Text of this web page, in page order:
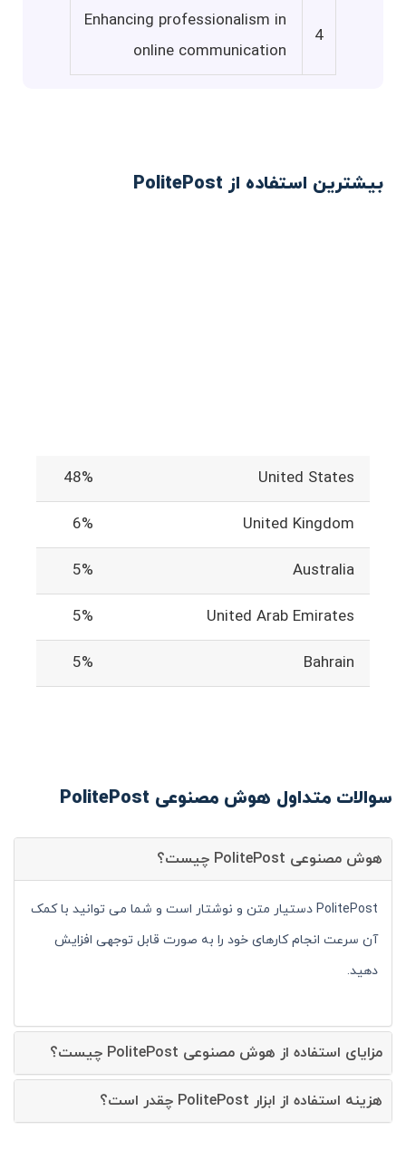
4
Enhancing professionalism in
online communication
بیشترین استفاده از PolitePost
United States
48%
United Kingdom
6%
Australia
5%
United Arab Emirates
5%
Bahrain
5%
سوالات متداول هوش مصنوعی PolitePost
هوش مصنوعی PolitePost چیست؟
PolitePost دستیار متن و نوشتار است و شما می توانید با کمک
آن سرعت انجام کارهای خود را به صورت قابل توجهی افزایش
دهید.
مزایای استفاده از هوش مصنوعی PolitePost چیست؟
هزینه استفاده از ابزار PolitePost چقدر است؟